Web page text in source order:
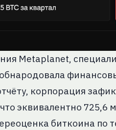
Metaplanet,
корпорация
эквивалентно
биткоина по